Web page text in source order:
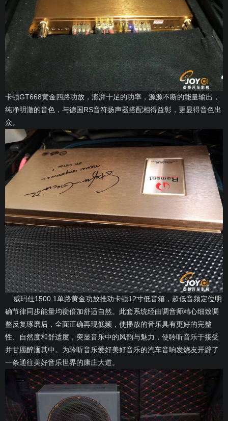
卡顿GT668黄金四路功放，澎湃十足的功率，源源不断的能量输出，
纯净明澈的音色，与德国RS音符扬声器搭配相得益彰，更显得音色出
众。
威玛仕1500.1单路黄金功放推动卡顿12寸低音箱，超低音频定位明
确节律同步能量均衡倍加舒适自然。此套系统经由调音师精心细致调
整反复琢磨后，全面正确再现低频，使播放的音乐具有更好的完整
性、自然度和舒适度，突显音乐中的风韵与魅力，使聆听音乐于接受
并甘愿醉湎其中。为聆听音乐爱好美好音乐的汽车音响发烧友开辟了
一条通往美好音乐世界的康庄大道。